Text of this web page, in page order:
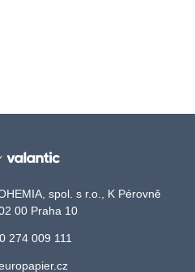
spol. s r.o., K Pérovně
00 Praha 10
274 009 111